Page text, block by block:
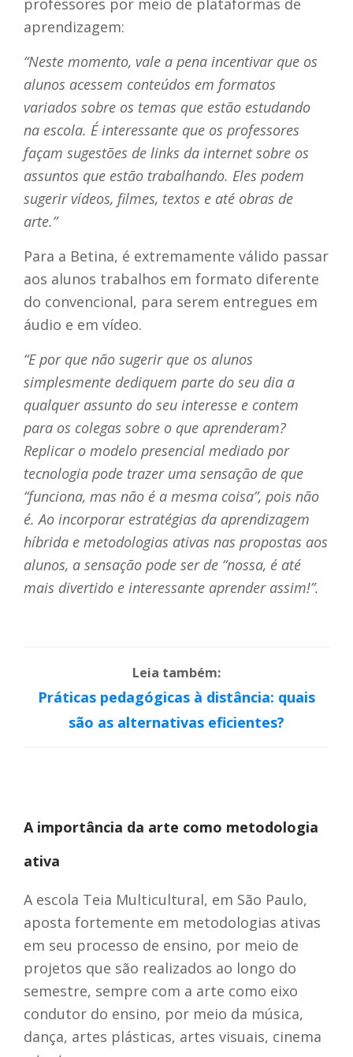
professores por meio de plataformas de
aprendizagem:
“Neste momento, vale a pena incentivar que os
alunos acessem conteúdos em formatos
variados sobre os temas que estão estudando
na escola. É interessante que os professores
façam sugestões de links da internet sobre os
assuntos que estão trabalhando. Eles podem
sugerir vídeos, filmes, textos e até obras de
arte.”
Para a Betina, é extremamente válido passar
aos alunos trabalhos em formato diferente
do convencional, para serem entregues em
áudio e em vídeo.
“E por que não sugerir que os alunos
simplesmente dediquem parte do seu dia a
qualquer assunto do seu interesse e contem
para os colegas sobre o que aprenderam?
Replicar o modelo presencial mediado por
tecnologia pode trazer uma sensação de que
“funciona, mas não é a mesma coisa”, pois não
é. Ao incorporar estratégias da aprendizagem
híbrida e metodologias ativas nas propostas aos
alunos, a sensação pode ser de “nossa, é até
mais divertido e interessante aprender assim!”.
Leia também:
Práticas pedagógicas à distância: quais
são as alternativas eficientes?
A importância da arte como metodologia
ativa
A escola Teia Multicultural, em São Paulo,
aposta fortemente em metodologias ativas
em seu processo de ensino, por meio de
projetos que são realizados ao longo do
semestre, sempre com a arte como eixo
condutor do ensino, por meio da música,
dança, artes plásticas, artes visuais, cinema